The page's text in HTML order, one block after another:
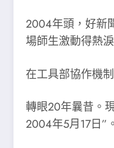
2004年頭，好新
場師生激動得熱
在工具部協作機
轉眼20年曩昔。
2004年5月17日”。